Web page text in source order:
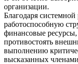
организации.
Благодаря системной
работоспособную
финансовые ресурсы,
противостоять
выполнению
высказанных